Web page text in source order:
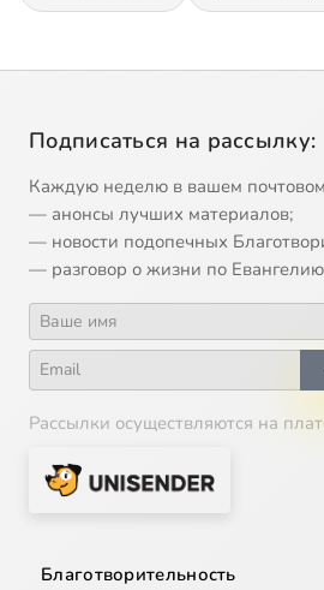
Подписаться на рассылку:
Каждую неделю в вашем
— анонсы лучших материалов;
— новости подопечных
— разговор о жизни по
Рассылки осуществляются на
Благотворительность